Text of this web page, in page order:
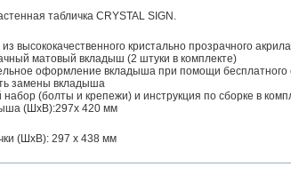
табличка CRYSTAL SIGN.
высококачественного кристально прозрачного
матовый вкладыш (2 штуки в комплекте)
оформление вкладыша при помощи бесплатного
замены вкладыша
(болты и крепежи) и инструкция по сборке в
(ШхВ):297х 420 мм
(ШхВ): 297 х 438 мм